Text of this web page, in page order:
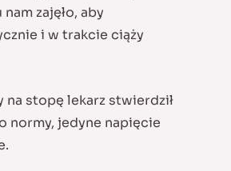
zajęło, aby
i w trakcie ciąży
na stopę lekarz stwierdził
normy, jedyne napięcie